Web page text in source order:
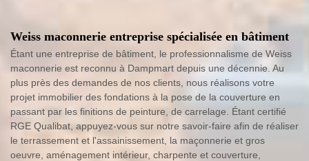
Weiss maconnerie entreprise spécialisée en bâtiment
Étant une entreprise de bâtiment, le professionnalisme de Weiss
maconnerie est reconnu à Dampmart depuis une décennie. Au
plus près des demandes de nos clients, nous réalisons votre
projet immobilier des fondations à la pose de la couverture en
passant par les finitions de peinture, de carrelage. Étant certifié
RGE Qualibat, appuyez-vous sur notre savoir-faire afin de réaliser
le terrassement et l'assainissement, la maçonnerie et gros
oeuvre, aménagement intérieur, charpente et couverture,